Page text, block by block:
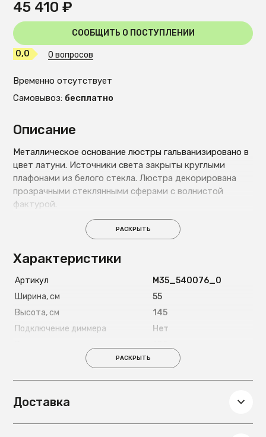
Описание
Металлическое основание люстры гальванизировано в
цвет латуни. Источники света закрыты круглыми
плафонами из белого стекла. Люстра декорирована
прозрачными стеклянными сферами с волнистой
фактурой.
РАСКРЫТЬ
Характеристики
Артикул
М35_540076_0
Ширина, см
55
Высота, см
145
Подключение диммера
Нет
Комплектация лампочками
Тип крепления
Глубина, см
55
РАСКРЫТЬ
Доставка
45 410 ₽
СООБЩИТЬ О ПОСТУПЛЕНИИ
0,0 0 вопросов
Временно отсутствует
Самовывоз: бесплатно